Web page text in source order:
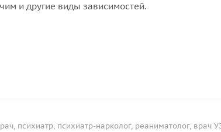
и другие виды зависимостей.
психиатр, психиатр-нарколог, реаниматолог, врач